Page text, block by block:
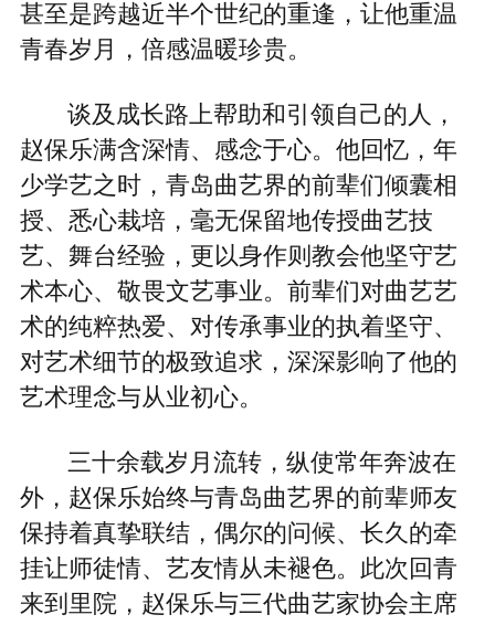
甚至是跨越近半个世纪的重逢，让他重温
青春岁月，倍感温暖珍贵。
谈及成长路上帮助和引领自己的人，
赵保乐满含深情、感念于心。他回忆，年
少学艺之时，青岛曲艺界的前辈们倾囊相
授、悉心栽培，毫无保留地传授曲艺技
艺、舞台经验，更以身作则教会他坚守艺
术本心、敬畏文艺事业。前辈们对曲艺艺
术的纯粹热爱、对传承事业的执着坚守、
对艺术细节的极致追求，深深影响了他的
艺术理念与从业初心。
三十余载岁月流转，纵使常年奔波在
外，赵保乐始终与青岛曲艺界的前辈师友
保持着真挚联结，偶尔的问候、长久的牵
挂让师徒情、艺友情从未褪色。此次回青
来到里院，赵保乐与三代曲艺家协会主席